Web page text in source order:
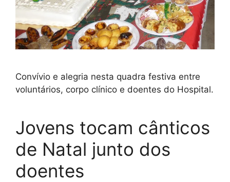
Convívio e alegria nesta quadra festiva entre
voluntários, corpo clínico e doentes do Hospital.
Jovens tocam cânticos
de Natal junto dos
doentes